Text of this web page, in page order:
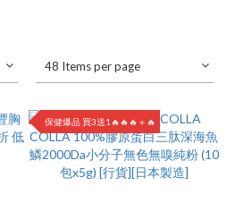
48 Items per page
保健爆品 買3送1🔥🔥🔥＋🔥